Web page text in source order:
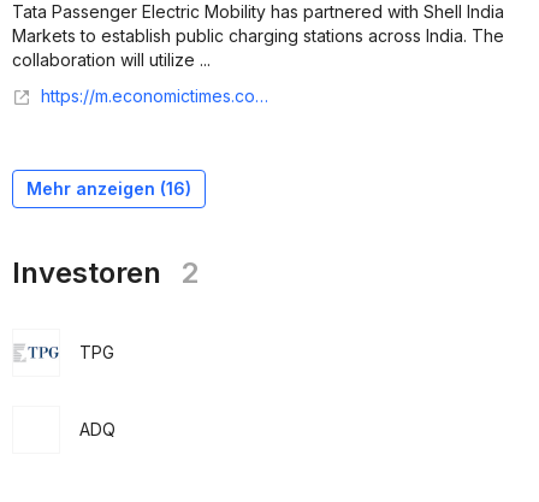
Tata Passenger Electric Mobility has partnered with Shell India
Markets to establish public charging stations across India. The
collaboration will utilize ...
https://m.economictimes.com/industry/renewables/tata-passenger-electric-mobility-shell-india-partner-for-ev-charging-stations/articleshow/109219077.cms
Mehr anzeigen (16)
Investoren 2
TPG
ADQ